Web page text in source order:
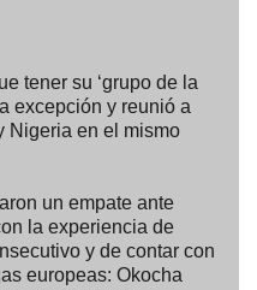
tener su ‘grupo de la
excepción y reunió a
Nigeria en el mismo
un empate ante
la experiencia de
y de contar con
europeas: Okocha